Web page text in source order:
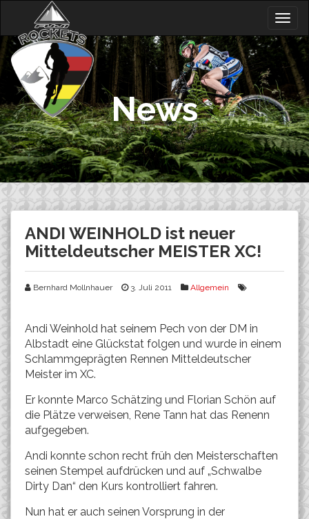
content
News
ANDI WEINHOLD ist neuer
Mitteldeutscher MEISTER XC!
Bernhard Mollnhauer 3. Juli 2011 Allgemein
Andi Weinhold hat seinem Pech von der DM in
Albstadt eine Glückstat folgen und wurde in einem
Schlammgeprägten Rennen Mitteldeutscher
Meister im XC.
Er konnte Marco Schätzing und Florian Schön auf
die Plätze verweisen, Rene Tann hat das Renenn
aufgegeben.
Andi konnte schon recht früh den Meisterschaften
seinen Stempel aufdrücken und auf „Schwalbe
Dirty Dan“ den Kurs kontrolliert fahren.
Nun hat er auch seinen Vorsprung in der